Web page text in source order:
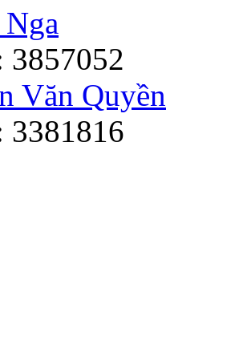
3857052
Văn Quyền
3381816